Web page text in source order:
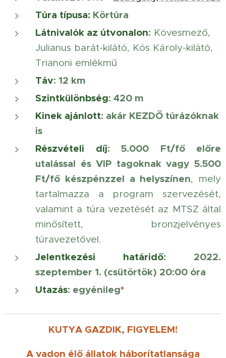
Túra típusa: Körtúra
Látnivalók az útvonalon: Kövesmező,
Julianus barát-kilátó, Kós Károly-kilátó,
Trianoni emlékmű
Táv: 12 km
Szintkülönbség: 420 m
Kinek ajánlott: akár KEZDŐ túrázóknak
is
Részvételi díj: 5.000 Ft/fő előre
utalással és VIP tagoknak vagy 5.500
Ft/fő készpénzzel a helyszínen, mely
tartalmazza a program szervezését,
valamint a túra vezetését az MTSZ által
minősített, bronzjelvényes
túravezetővel.
Jelentkezési határidő: 2022.
szeptember 1. (csütörtök) 20:00 óra
Utazás: egyénileg*
KUTYA GAZDIK, FIGYELEM!
A vadon élő állatok háborítatlansága